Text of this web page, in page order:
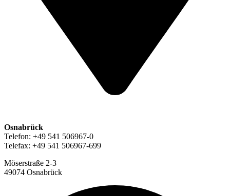
Osnabrück
Telefon: +49 541 506967-0
Telefax: +49 541 506967-699
Möserstraße 2-3
49074 Osnabrück